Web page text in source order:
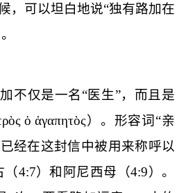
，可以坦白地说“独有路加在
不仅是一名“医生”，而且是
ὁ ἀγαπητὸς）。形容词“亲
经在这封信中被用来称呼以
（4:7）和阿尼西母（4:9）。